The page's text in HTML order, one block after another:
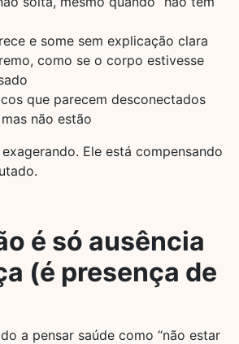
e some sem explicação clara
como se o corpo estivesse
que parecem desconectados
não estão
Ele está compensando
é só ausência
(é presença de
a pensar saúde como “não estar